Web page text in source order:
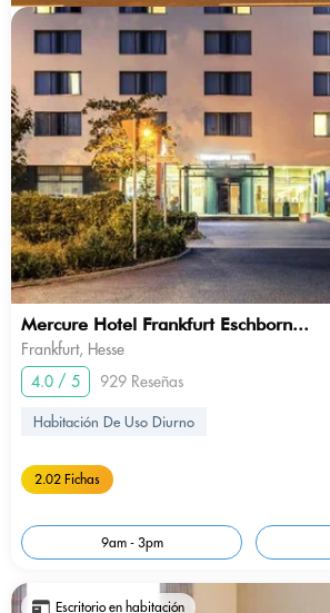
Mercure Hotel Frankfurt Eschborn...
Frankfurt, Hesse
4.0 / 5
929 Reseñas
Habitación De Uso Diurno
2.02 Fichas
9am - 3pm
Escritorio en habitación